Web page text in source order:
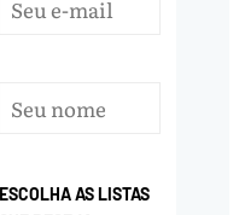
ESCOLHA AS LISTAS